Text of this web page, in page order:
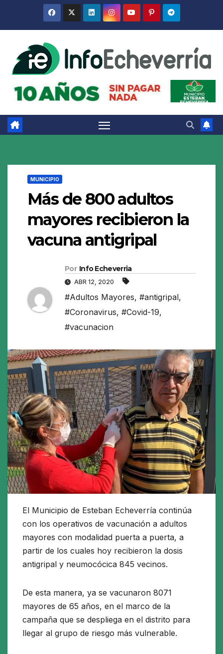
MUNICIPIO
Más de 800 adultos
mayores recibieron la
vacuna antigripal
Por Info Echeverria
ABR 12, 2020
#Adultos Mayores, #antigripal,
#Coronavirus, #Covid-19,
#vacunacion
El Municipio de Esteban Echeverría continúa
con los operativos de vacunación a adultos
mayores con modalidad puerta a puerta, a
partir de los cuales hoy recibieron la dosis
antigripal y neumocócica 845 vecinos.
De esta manera, ya se vacunaron 8071
mayores de 65 años, en el marco de la
campaña que se despliega en el distrito para
llegar al grupo de riesgo más vulnerable.